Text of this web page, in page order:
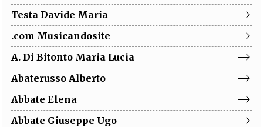
TestaDavide Maria
.com Musicandosite
A. Di Bitonto Maria Lucia
Abaterusso Alberto
Abbate Elena
Abbate Giuseppe Ugo